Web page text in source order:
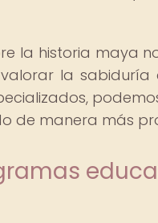
la historia maya
la sabiduría
de manera más